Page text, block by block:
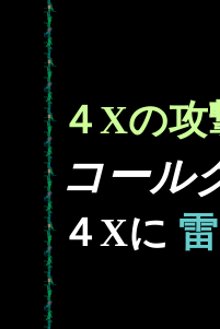
４Xの攻
コール
４Xに